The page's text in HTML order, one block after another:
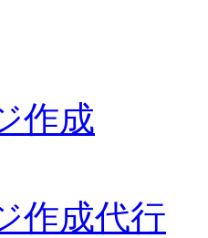
作成
作成代行